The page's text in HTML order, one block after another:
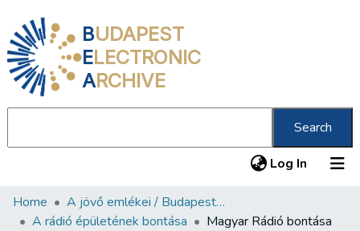
BUDAPEST
ELECTRONIC
ARCHIVE
Search
Log In (current)
Communities & Collections
Home
A jövő emlékei / Budapest ma
A rádió épületének bontása
Magyar Rádió bontása